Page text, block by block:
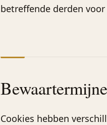
betreffende derden
Cookies hebben